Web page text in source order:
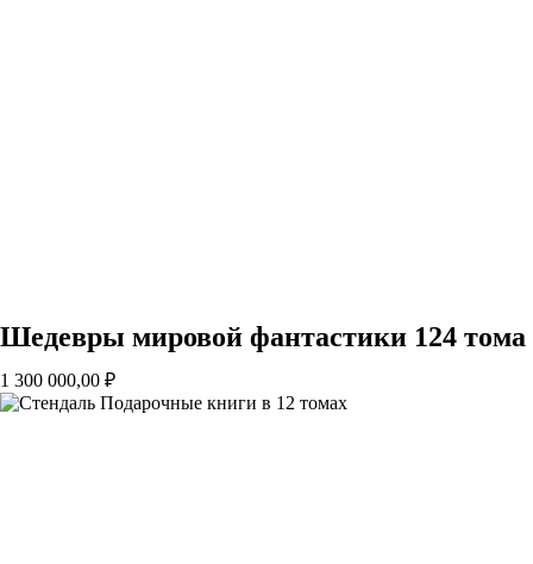
Шедевры мировой фантастики 124 тома
1 300 000,00 ₽